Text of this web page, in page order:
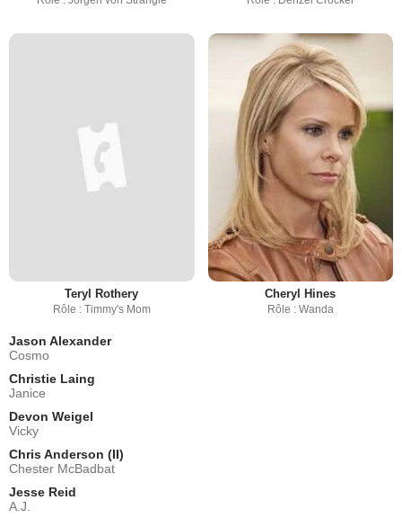
Teryl Rothery
Rôle : Timmy's Mom
Cheryl Hines
Rôle : Wanda
Jason Alexander
Cosmo
Christie Laing
Janice
Devon Weigel
Vicky
Chris Anderson (II)
Chester McBadbat
Jesse Reid
A.J.